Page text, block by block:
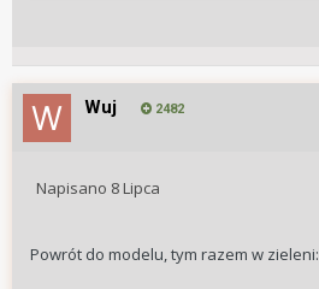
Wuj 2482
Napisano 8 Lipca
Powrót do modelu, tym razem w zieleni: